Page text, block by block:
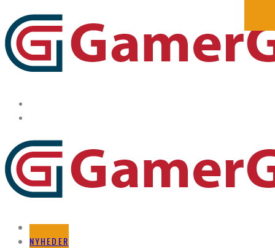
FORSIDE
NYHEDER